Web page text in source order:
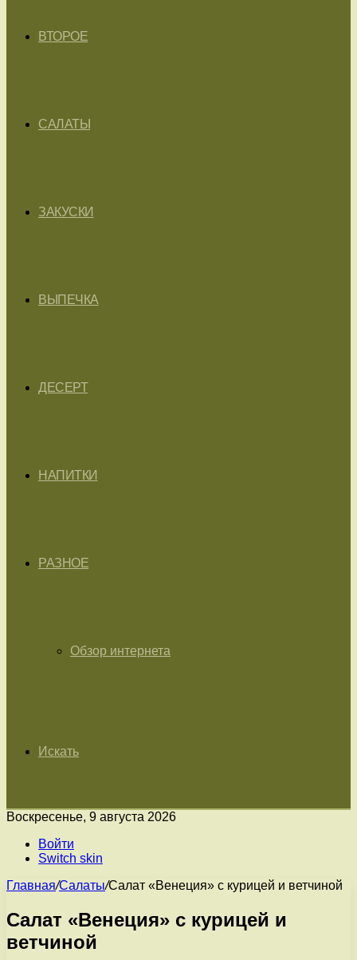
ВТОРОЕ
САЛАТЫ
ЗАКУСКИ
ВЫПЕЧКА
ДЕСЕРТ
НАПИТКИ
РАЗНОЕ
Обзор интернета
Искать
Воскресенье, 9 августа 2026
Войти
Switch skin
Главная/Салаты/Салат «Венеция» с курицей и ветчиной
Салат «Венеция» с курицей и
ветчиной